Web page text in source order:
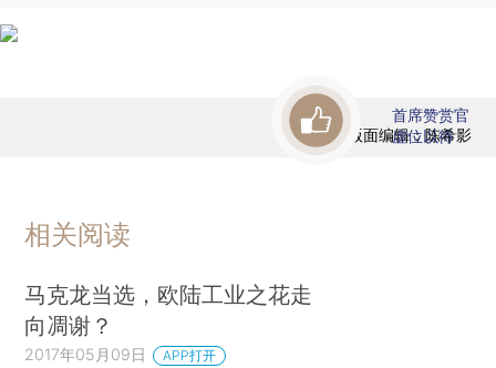
版面编辑：陈希影
首席赞赏官
虚位以待
相关阅读
马克龙当选，欧陆工业之花走
向凋谢？
2017年05月09日 APP打开